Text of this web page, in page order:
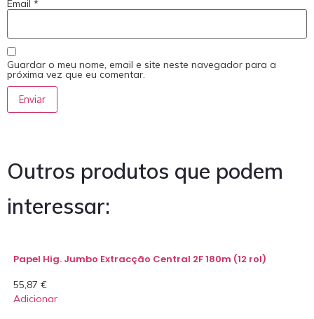
Email *
Guardar o meu nome, email e site neste navegador para a
próxima vez que eu comentar.
Outros produtos que podem
interessar:
Papel Hig. Jumbo Extracção Central 2F 180m (12 rol)
55,87 €
Adicionar